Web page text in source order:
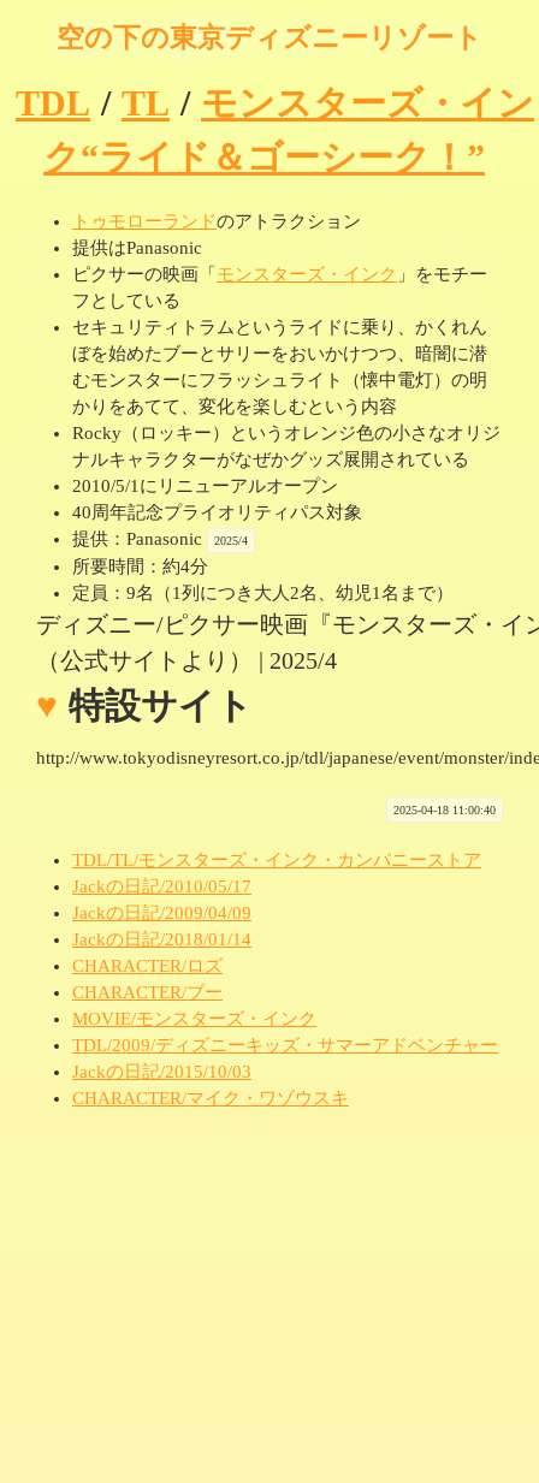
空の下の東京ディズニーリゾート
TDL / TL / モンスターズ・イン
ク“ライド＆ゴーシーク！”
トゥモローランドのアトラクション
提供はPanasonic
ピクサーの映画「 モンスターズ・インク 」をモチー
フとしている
セキュリティトラムというライドに乗り、かくれん
ぼを始めたブーとサリーをおいかけつつ、暗闇に潜
むモンスターにフラッシュライト（懐中電灯）の明
かりをあてて、変化を楽しむという内容
Rocky（ロッキー）というオレンジ色の小さなオリジ
ナルキャラクターがなぜかグッズ展開されている
2010/5/1にリニューアルオープン
40周年記念プライオリティパス対象
提供：Panasonic
2025/4
所要時間：約4分
定員：9名（1列につき大人2名、幼児1名まで）
ディズニー/ピクサー映画『モンスターズ・
特設サイト
http://www.tokyodisneyresort.co.jp/tdl/japanese/event/monster/
2025-04-18 11:00:40
TDL/TL/モンスターズ・インク・カンパニーストア
Jackの日記/2010/05/17
Jackの日記/2009/04/09
Jackの日記/2018/01/14
CHARACTER/ロズ
CHARACTER/ブー
MOVIE/モンスターズ・インク
TDL/2009/ディズニーキッズ・サマーアドベンチャー
Jackの日記/2015/10/03
CHARACTER/マイク・ワゾウスキ